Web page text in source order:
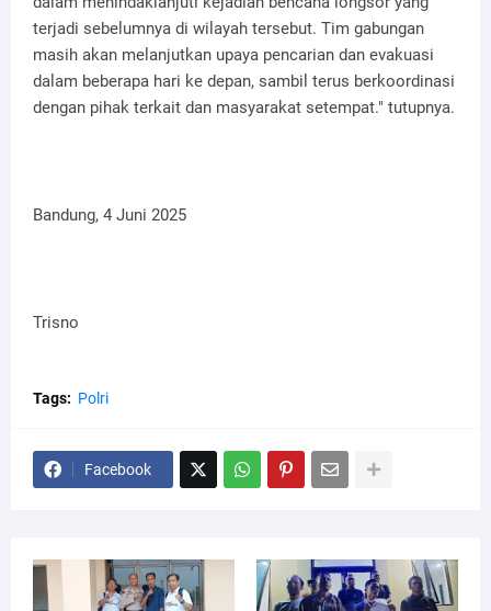
terjadi sebelumnya di wilayah tersebut. Tim gabungan
masih akan melanjutkan upaya pencarian dan evakuasi
dalam beberapa hari ke depan, sambil terus berkoordinasi
dengan pihak terkait dan masyarakat setempat." tutupnya.
Bandung, 4 Juni 2025
Trisno
Tags: Polri
Facebook